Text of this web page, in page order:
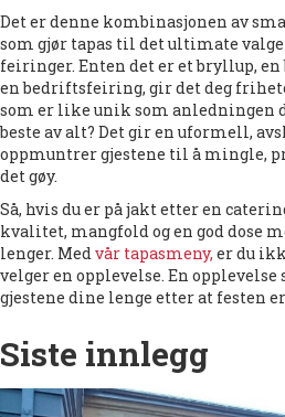
Det er denne kombinasjonen av
som gjør tapas til det ultimate
feiringer. Enten det er et bryllup,
en bedriftsfeiring, gir det deg
som er like unik som anledningen
beste av alt? Det gir en uformell,
oppmuntrer gjestene til å mingle,
det gøy.
Så, hvis du er på jakt etter en
kvalitet, mangfold og en god dose
lenger. Med vår tapasmeny, er du
velger en opplevelse. En
gjestene dine lenge etter at festen
Siste innlegg